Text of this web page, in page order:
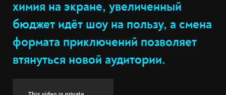
химия на экране, увеличенный
бюджет идёт шоу на пользу, а смена
формата приключений позволяет
втянуться новой аудитории.